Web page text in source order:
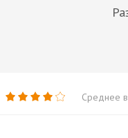
Среднее